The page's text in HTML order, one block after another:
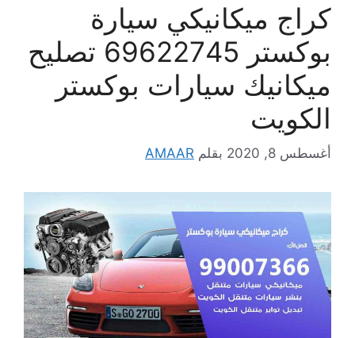
كراج ميكانيكي سيارة
بوكستر 69622745 تصليح
ميكانيك سيارات بوكستر
الكويت
أغسطس 8, 2020 بقلم AMAAR